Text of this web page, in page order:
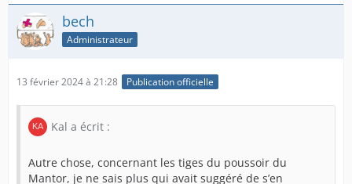
bech
Administrateur
13 février 2024 à 21:28 Publication officielle
Kal a écrit :
Autre chose, concernant les tiges du poussoir du
Mantor, je ne sais plus qui avait suggéré de s’en